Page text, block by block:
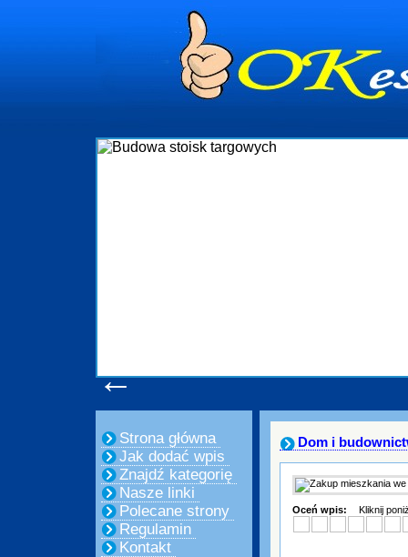
←
Strona główna
Jak dodać wpis
Znajdź kategorię
Nasze linki
Polecane strony
Regulamin
Kontakt
Dom i
Oceń wpis: Kliknij